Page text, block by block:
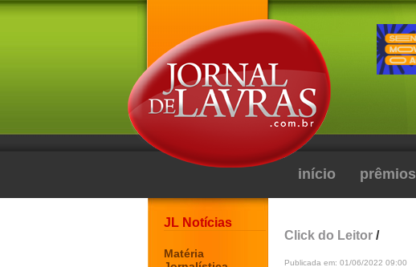
início prêmios
JL Notícias
Matéria
Click do Leitor /
Publicada em: 01/06/2022 09:00